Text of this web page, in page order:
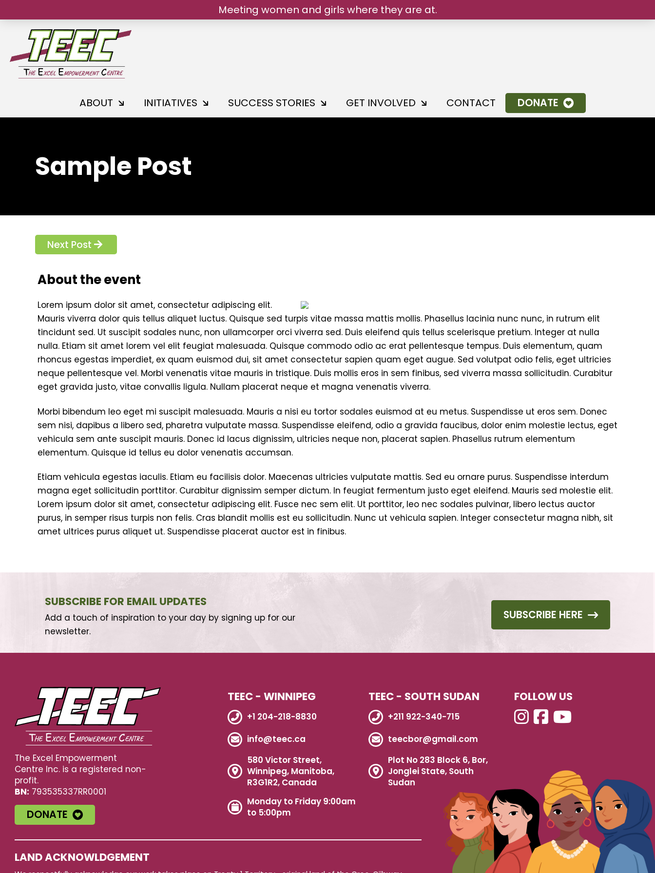
Meeting women and girls where they are at.
ABOUT INITIATIVES SUCCESS STORIES GET INVOLVED CONTACT DONATE
Sample Post
Next Post
About the event
Lorem ipsum dolor sit amet, consectetur adipiscing elit.
Mauris viverra dolor quis tellus aliquet luctus. Quisque sed turpis vitae massa mattis mollis. Phasellus lacinia nunc nunc, in rutrum elit
tincidunt sed. Ut suscipit sodales nunc, non ullamcorper orci viverra sed. Duis eleifend quis tellus scelerisque pretium. Integer at nulla
nulla. Etiam sit amet lorem vel elit feugiat malesuada. Quisque commodo odio ac erat pellentesque tempus. Duis elementum, quam
rhoncus egestas imperdiet, ex quam euismod dui, sit amet consectetur sapien quam eget augue. Sed volutpat odio felis, eget ultricies
neque pellentesque vel. Morbi venenatis vitae mauris in tristique. Duis mollis eros in sem finibus, sed viverra massa sollicitudin. Curabitur
eget gravida justo, vitae convallis ligula. Nullam placerat neque et magna venenatis viverra.
Morbi bibendum leo eget mi suscipit malesuada. Mauris a nisi eu tortor sodales euismod at eu metus. Suspendisse ut eros sem. Donec
sem nisi, dapibus a libero sed, pharetra vulputate massa. Suspendisse eleifend, odio a gravida faucibus, dolor enim molestie lectus, eget
vehicula sem ante suscipit mauris. Donec id lacus dignissim, ultricies neque non, placerat sapien. Phasellus rutrum elementum
elementum. Quisque id tellus eu dolor venenatis accumsan.
Etiam vehicula egestas iaculis. Etiam eu facilisis dolor. Maecenas ultricies vulputate mattis. Sed eu ornare purus. Suspendisse interdum
magna eget sollicitudin porttitor. Curabitur dignissim semper dictum. In feugiat fermentum justo eget eleifend. Mauris sed molestie elit.
Lorem ipsum dolor sit amet, consectetur adipiscing elit. Fusce nec sem elit. Ut porttitor, leo nec sodales pulvinar, libero lectus auctor
purus, in semper risus turpis non felis. Cras blandit mollis est eu sollicitudin. Nunc ut vehicula sapien. Integer consectetur magna nibh, sit
amet ultrices purus aliquet ut. Suspendisse placerat auctor est in finibus.
SUBSCRIBE FOR EMAIL UPDATES
Add a touch of inspiration to your day by signing up for our
newsletter.
SUBSCRIBE HERE
The Excel Empowerment
Centre Inc. is a registered non-
profit.
BN: 793535337RR0001
DONATE
TEEC - WINNIPEG
+1 204-218-8830
info@teec.ca
580 Victor Street,
Winnipeg, Manitoba,
R3G1R2, Canada
Monday to Friday 9:00am
to 5:00pm
TEEC - SOUTH SUDAN
+211 922-340-715
teecbor@gmail.com
Plot No 283 Block 6, Bor,
Jonglei State, South
Sudan
FOLLOW US
LAND ACKNOWLDGEMENT